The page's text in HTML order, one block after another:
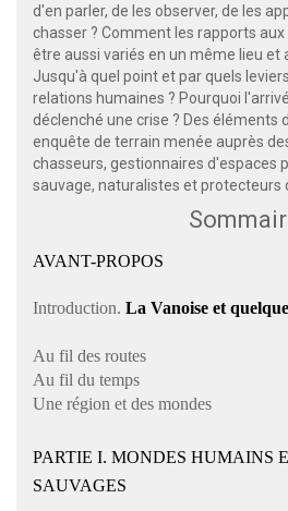
d'en parler, de les observer, de les
chasser ? Comment les rapports
être aussi variés en un même lieu et
Jusqu'à quel point et par quels
relations humaines ? Pourquoi
déclenché une crise ? Des éléments
enquête de terrain menée auprès
chasseurs, gestionnaires d'espaces
sauvage, naturalistes et protecteurs
AVANT-PROPOS
Introduction. La Vanoise et
Au fil des routes
Au fil du temps
Une région et des mondes
PARTIE I. MONDES HUMAINS
SAUVAGES